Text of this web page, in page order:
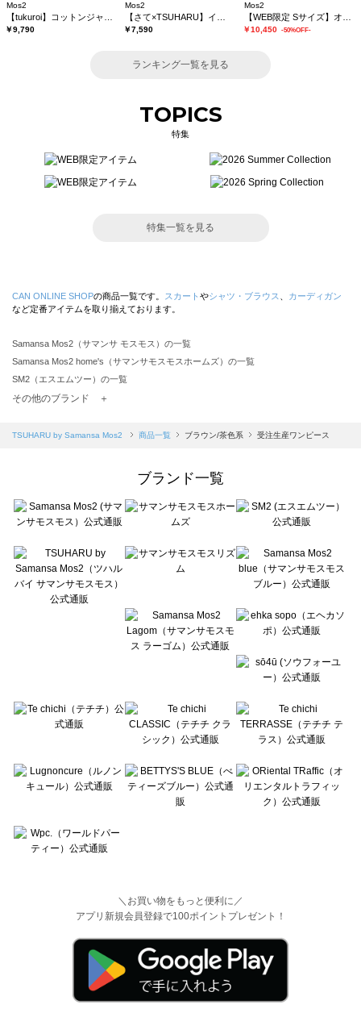
Mos2
￥9,790
Mos2
￥7,590
Mos2
￥10,450 -50%OFF-
ランキング一覧を見る
TOPICS
特集
特集一覧を見る
CAN ONLINE SHOPの商品一覧です。 スカート やシャツ・ブラウス
カーディガン
など定番アイテムを取り揃えております。
Samansa Mos2（サマンサ モスモス）の一覧
Samansa Mos2 home's（サマンサモスモスホームズ）の一覧
SM2（エスエムツー）の一覧
TSUHARU by Samansa Mos2（ツハルバイサマンサモスモス）の一覧
Samansa Mos2 blue（サマンサモスモス ブルー）の一覧
Te chichi（テチチ）の一覧
Te chichi CLASSIC（テチチ クラシック）の一覧
Lugnoncure（ルノンキュール）の一覧
BETTY'S BLUE（べティーズブルー）の一覧
Wpc.（ワールドパーティー）の一覧
その他のブランド ＋
TSUHARU by Samansa Mos2 商品一覧 ブラウン/茶色系 受注生産ワンピース
ブランド一覧
＼お買い物をもっと便利に／
アプリ新規会員登録で100ポイントプレゼント！